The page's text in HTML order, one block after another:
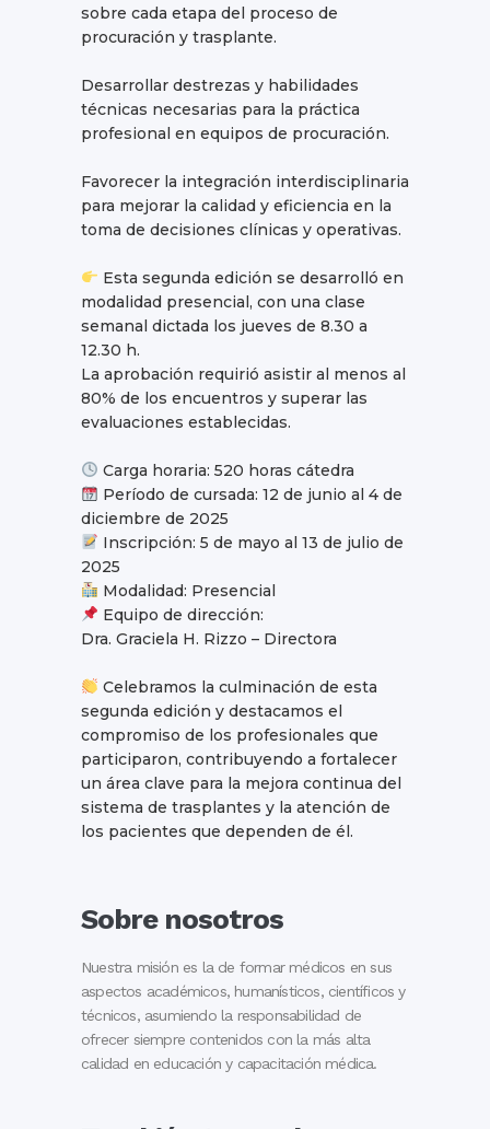
sobre cada etapa del proceso de
procuración y trasplante.
Desarrollar destrezas y habilidades
técnicas necesarias para la práctica
profesional en equipos de procuración.
Favorecer la integración interdisciplinaria
para mejorar la calidad y eficiencia en la
toma de decisiones clínicas y operativas.
Esta segunda edición se desarrolló en
modalidad presencial, con una clase
semanal dictada los jueves de 8.30 a
12.30 h.
La aprobación requirió asistir al menos al
80% de los encuentros y superar las
evaluaciones establecidas.
Carga horaria: 520 horas cátedra
Período de cursada: 12 de junio al 4 de
diciembre de 2025
Inscripción: 5 de mayo al 13 de julio de
2025
Modalidad: Presencial
Equipo de dirección:
Dra. Graciela H. Rizzo – Directora
Celebramos la culminación de esta
segunda edición y destacamos el
compromiso de los profesionales que
participaron, contribuyendo a fortalecer
un área clave para la mejora continua del
sistema de trasplantes y la atención de
los pacientes que dependen de él.
Sobre nosotros
Nuestra misión es la de formar médicos en sus
aspectos académicos, humanísticos, científicos y
técnicos, asumiendo la responsabilidad de
ofrecer siempre contenidos con la más alta
calidad en educación y capacitación médica.